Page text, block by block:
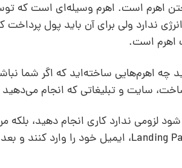
اهرم است. اهرم وسیله‌ای است که
ندارد ولی برای آن باید پول
اهرم است.
چه اهرم‌هایی ساخته‌اید که اگر شما
سایت و تبلیغاتی که انجام
لزومی ندارد کاری انجام دهید، بلکه